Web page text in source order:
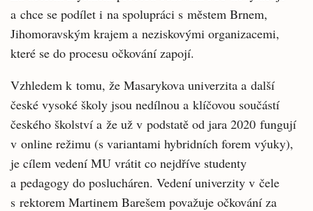
a chce se podílet i na spolupráci s městem Brnem,
Jihomoravským krajem a neziskovými organizacemi,
které se do procesu očkování zapojí.
Vzhledem k tomu, že Masarykova univerzita a další
české vysoké školy jsou nedílnou a klíčovou součástí
českého školství a že už v podstatě od jara 2020 fungují
v online režimu (s variantami hybridních forem výuky),
je cílem vedení MU vrátit co nejdříve studenty
a pedagogy do poslucháren. Vedení univerzity v čele
s rektorem Martinem Barešem považuje očkování za